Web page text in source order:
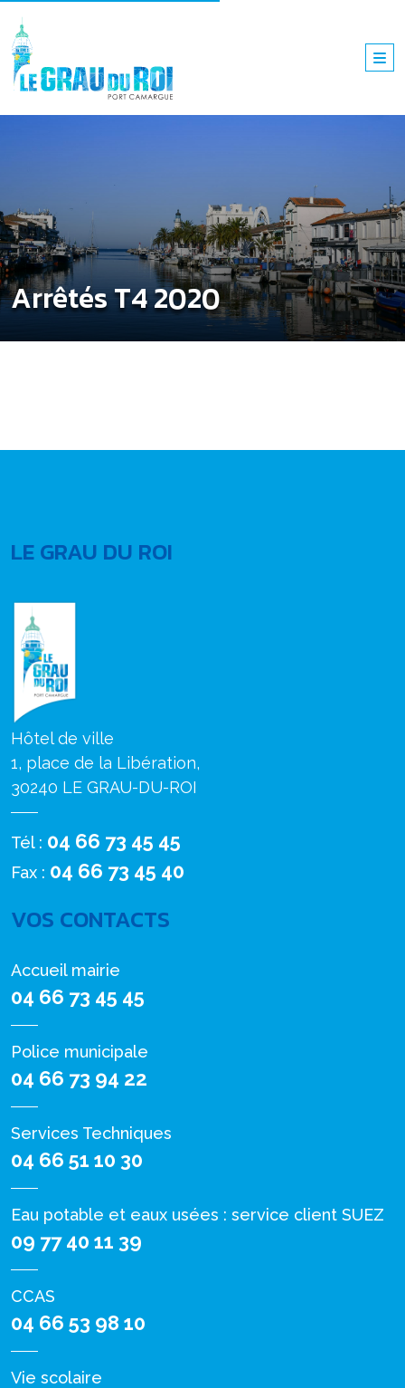
Arrêtés T4 2020
LE GRAU DU ROI
Hôtel de ville
1, place de la Libération,
30240 LE GRAU-DU-ROI
Tél : 04 66 73 45 45
Fax : 04 66 73 45 40
VOS CONTACTS
Accueil mairie
04 66 73 45 45
Police municipale
04 66 73 94 22
Services Techniques
04 66 51 10 30
Eau potable et eaux usées : service client SUEZ
09 77 40 11 39
CCAS
04 66 53 98 10
Vie scolaire